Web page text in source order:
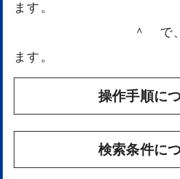
ます。
＾ で、ＡＮＤ
ます。
操作手順に
検索条件に